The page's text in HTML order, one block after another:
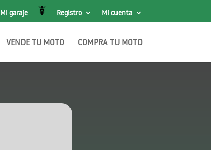
Mi garaje Registro Mi cuenta
VENDE TU MOTO COMPRA TU MOTO